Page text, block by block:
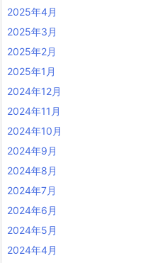
2025年4月
2025年3月
2025年2月
2025年1月
2024年12月
2024年11月
2024年10月
2024年9月
2024年8月
2024年7月
2024年6月
2024年5月
2024年4月